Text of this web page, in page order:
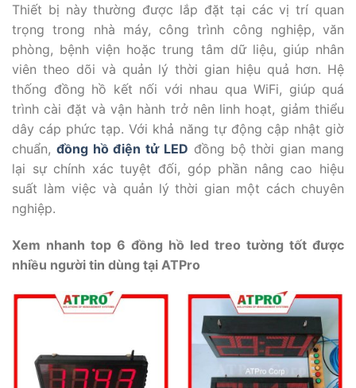
Thiết bị này thường được lắp đặt tại các vị trí quan
trọng trong nhà máy, công trình công nghiệp, văn
phòng, bệnh viện hoặc trung tâm dữ liệu, giúp nhân
viên theo dõi và quản lý thời gian hiệu quả hơn. Hệ
thống đồng hồ kết nối với nhau qua WiFi, giúp quá
trình cài đặt và vận hành trở nên linh hoạt, giảm thiểu
dây cáp phức tạp. Với khả năng tự động cập nhật giờ
chuẩn, đồng hồ điện tử LED đồng bộ thời gian mang
lại sự chính xác tuyệt đối, góp phần nâng cao hiệu
suất làm việc và quản lý thời gian một cách chuyên
nghiệp.
Xem nhanh top 6 đồng hồ led treo tường tốt được
nhiều người tin dùng tại ATPro